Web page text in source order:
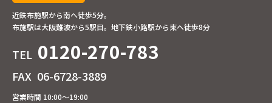
近鉄布施駅から南へ徒歩5分。
布施駅は大阪難波から5駅目。地下鉄小路駅から東へ徒歩8分
TEL 0120-270-783
FAX 06-6728-3889
営業時間 10:00～19:00